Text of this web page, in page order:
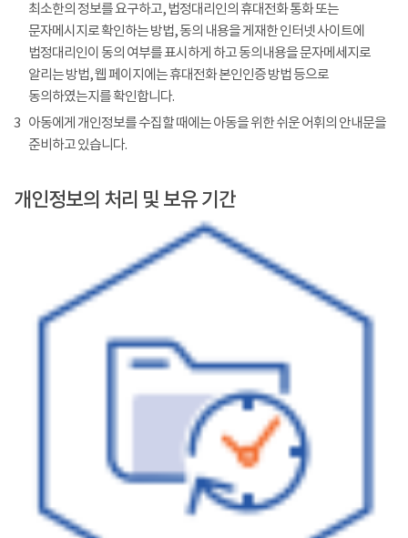
최소한의 정보를 요구하고, 법정대리인의 휴대전화 통화 또는
문자메시지로 확인하는 방법, 동의 내용을 게재한 인터넷 사이트에
법정대리인이 동의 여부를 표시하게 하고 동의내용을 문자메세지로
알리는 방법, 웹 페이지에는 휴대전화 본인인증 방법 등으로
동의하였는지를 확인합니다.
3 아동에게 개인정보를 수집할 때에는 아동을 위한 쉬운 어휘의 안내문을
준비하고 있습니다.
개인정보의 처리 및 보유 기간